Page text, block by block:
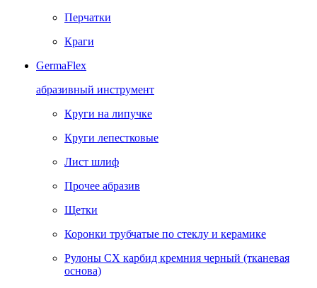
Перчатки
Краги
GermaFlex
абразивный инструмент
Круги на липучке
Круги лепестковые
Лист шлиф
Прочее абразив
Щетки
Коронки трубчатые по стеклу и керамике
Рулоны CX карбид кремния черный (тканевая
основа)